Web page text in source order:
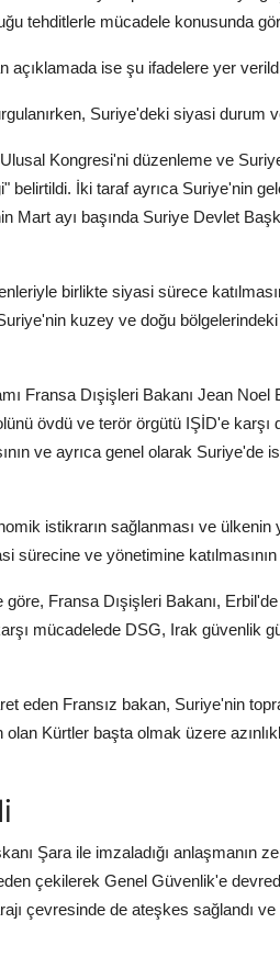
tehditlerle mücadele konusunda
açıklamada ise şu ifadelere yer
Suriye'deki siyasi durum
Kongresi'ni düzenleme ve
belirtildi. İki taraf ayrıca Suriye'nin
Mart ayı başında Suriye Devlet
birlikte siyasi sürece
Suriye'nin kuzey ve doğu
Fransa Dışişleri Bakanı Jean Noel
övdü ve terör örgütü IŞİD'e
ve ayrıca genel olarak Suriye'de
istikrarın sağlanması ve ülkenin
sürecine ve yönetimine
Fransa Dışişleri Bakanı,
mücadelede DSG, Irak güvenlik
eden Fransız bakan, Suriye'nin
Kürtler başta olmak üzere
Şara ile imzaladığı anlaşmanın
çekilerek Genel Güvenlik'e
çevresinde de ateşkes sağlandı